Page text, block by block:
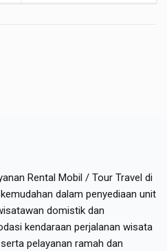
Rental Mobil / Tour Travel di
dalam penyediaan unit
domistik dan
kendaraan perjalanan wisata
pelayanan ramah dan